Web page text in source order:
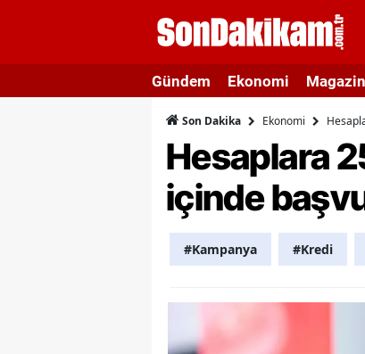
Gündem Ekonomi Magazin
Son Dakika Ekonomi
Hesaplara
içinde
#Kampanya #Kredi